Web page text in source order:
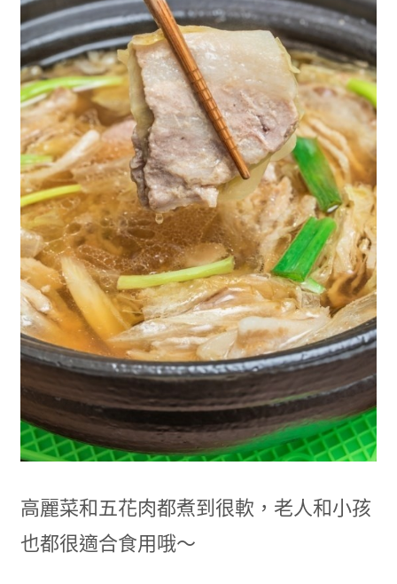
高麗菜和五花肉都煮到很軟，老人和小孩
也都很適合食用哦～